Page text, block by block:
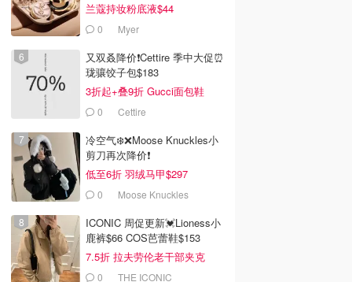
Stitch 万圣节毛
$39.90
Disney Minnie Mouse
兰蔻持妆粉底液$44
0 Myer
又双叒降价❗️Cettire 季中大促⏰
珑骧饺子包$183
3折起+叠9折 Gucci面包鞋
$9910 Cettire
冷空气❄️❌️Moose Knuckles小
剪刀再次降价❗️
低至6折 羽绒马甲$297
0 Moose Knuckles
ICONIC 周促更新💓Lioness小
鹿裤$66 COS芭蕾鞋$153
7.5折 拉夫劳伦老干部夹克
$4190 THE ICONIC